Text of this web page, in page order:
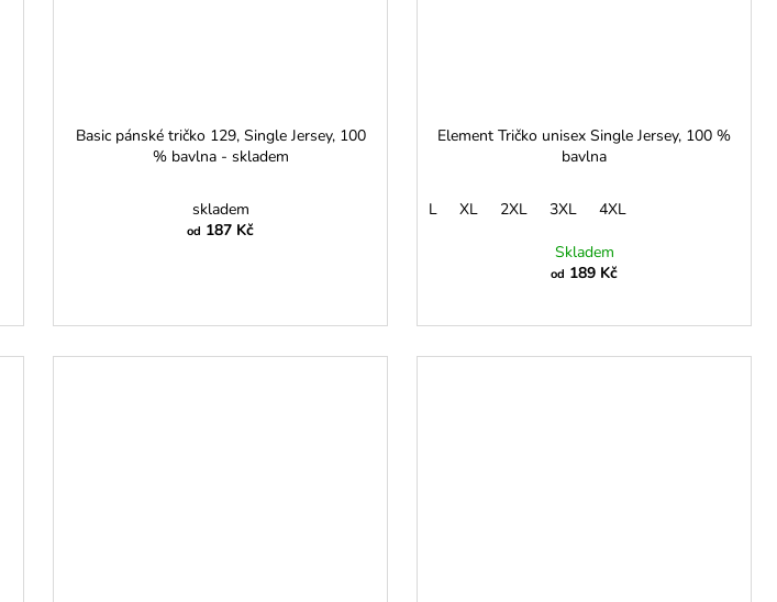
Basic pánské tričko 129, Single Jersey, 100
% bavlna - skladem
skladem
od 187 Kč
Element Tričko unisex Single Jersey, 100 %
bavlna
L XL 2XL 3XL 4XL
Skladem
od 189 Kč